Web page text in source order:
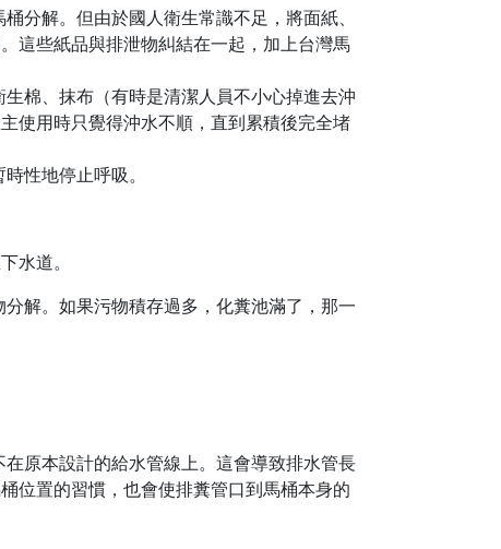
分解。但由於國人衛生常識不足，將面紙、
這些紙品與排泄物糾結在一起，加上台灣馬
棉、抹布（有時是清潔人員不小心掉進去沖
使用時只覺得沖水不順，直到累積後完全堵
性地停止呼吸。
水道。
解。如果污物積存過多，化糞池滿了，那一
原本設計的給水管線上。這會導致排水管長
位置的習慣，也會使排糞管口到馬桶本身的